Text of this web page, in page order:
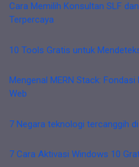
Cara Memilih Konsultan SLF
Terpercaya
10 Tools Gratis untuk
Mengenal MERN Stack:
Web
7 Negara teknologi tercanggih
7 Cara Aktivasi Windows 10